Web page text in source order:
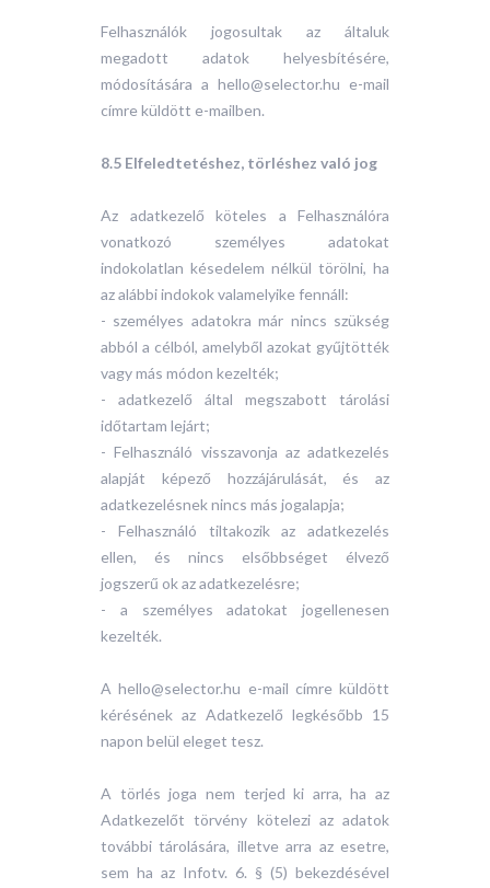
Felhasználók jogosultak az általuk
megadott adatok helyesbítésére,
módosítására a hello@selector.hu e-mail
címre küldött e-mailben.
8.5 Elfeledtetéshez, törléshez való jog
Az adatkezelő köteles a Felhasználóra
vonatkozó személyes adatokat
indokolatlan késedelem nélkül törölni, ha
az alábbi indokok valamelyike fennáll:
- személyes adatokra már nincs szükség
abból a célból, amelyből azokat gyűjtötték
vagy más módon kezelték;
- adatkezelő által megszabott tárolási
időtartam lejárt;
- Felhasználó visszavonja az adatkezelés
alapját képező hozzájárulását, és az
adatkezelésnek nincs más jogalapja;
- Felhasználó tiltakozik az adatkezelés
ellen, és nincs elsőbbséget élvező
jogszerű ok az adatkezelésre;
- a személyes adatokat jogellenesen
kezelték.
A hello@selector.hu e-mail címre küldött
kérésének az Adatkezelő legkésőbb 15
napon belül eleget tesz.
A törlés joga nem terjed ki arra, ha az
Adatkezelőt törvény kötelezi az adatok
további tárolására, illetve arra az esetre,
sem ha az Infotv. 6. § (5) bekezdésével